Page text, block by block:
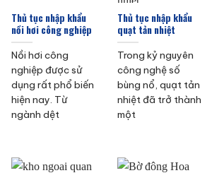
Thủ tục nhập khẩu
nồi hơi công nghiệp
Nồi hơi công
nghiệp được sử
dụng rất phổ biến
hiện nay. Từ
ngành dệt
Thủ tục nhập khẩu
quạt tản nhiệt
Trong kỷ nguyên
công nghệ số
bùng nổ, quạt tản
nhiệt đã trở thành
một